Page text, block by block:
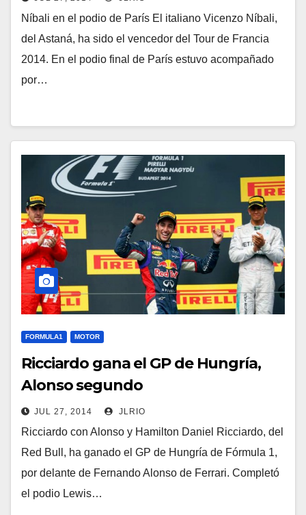
Níbali en el podio de París El italiano Vicenzo Níbali,
del Astaná, ha sido el vencedor del Tour de Francia
2014. En el podio final de París estuvo acompañado
por…
FORMULA1 MOTOR
Ricciardo gana el GP de Hungría,
Alonso segundo
JUL 27, 2014 JLRIO
Ricciardo con Alonso y Hamilton Daniel Ricciardo, del
Red Bull, ha ganado el GP de Hungría de Fórmula 1,
por delante de Fernando Alonso de Ferrari. Completó
el podio Lewis…